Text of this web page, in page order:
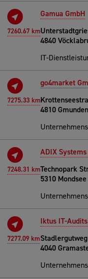
7260.67 km
Gamua GmbH
4840
IT-
7275.33 km
go4market
4810 Gmunden
7248.31 km
ADIX Systems
Technopark
5310 Mondsee
7277.09 km
Iktus IT-
4040